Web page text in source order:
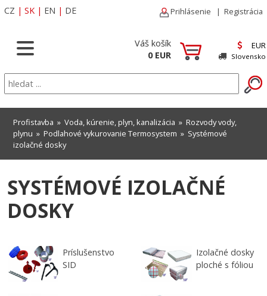
CZ | SK | EN | DE Prihlásenie | Registrácia
Váš košík
0 EUR
EUR
Slovensko
Profistavba » Voda, kúrenie, plyn, kanalizácia » Rozvody vody,
plynu » Podlahové vykurovanie Termosystem » Systémové
izolačné dosky
SYSTÉMOVÉ IZOLAČNÉ
DOSKY
Príslušenstvo
SID
Izolačné dosky
ploché s fóliou